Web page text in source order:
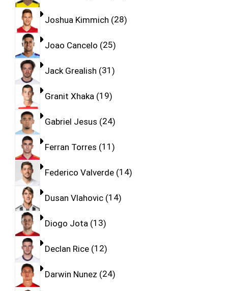
Joshua Kimmich 28
Joao Cancelo 25
Jack Grealish 31
Granit Xhaka 19
Gabriel Jesus 24
Ferran Torres 11
Federico Valverde 14
Dusan Vlahovic 14
Diogo Jota 13
Declan Rice 12
Darwin Nunez 24